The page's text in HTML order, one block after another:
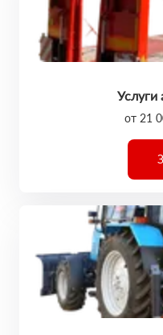
Услуги
от 21